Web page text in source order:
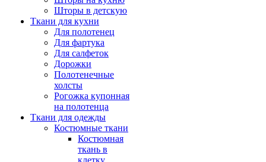
Шторы в детскую
Ткани для кухни
Для полотенец
Для фартука
Для салфеток
Дорожки
Полотенечные
холсты
Рогожка купонная
на полотенца
Ткани для одежды
Костюмные ткани
Костюмная
ткань в
клетку